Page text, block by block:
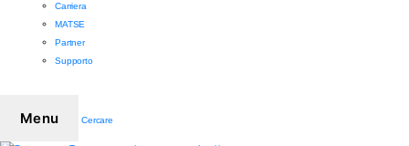
Carriera
MATSE
Partner
Supporto
Menu Cercare